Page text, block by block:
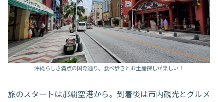
沖縄らしさ満点の国際通り。食べ歩きとお土産探しが楽しい！
旅のスタートは那覇空港から。到着後は市内観光とグルメ